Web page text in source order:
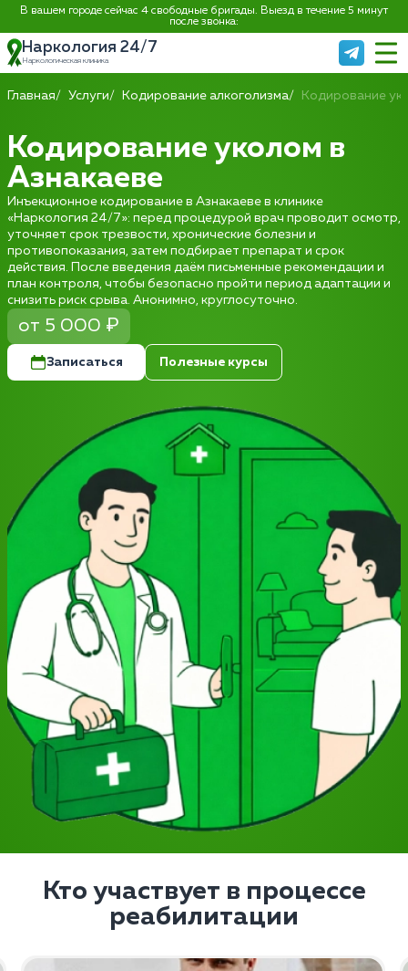
В вашем городе сейчас 4 свободные бригады. Выезд в течение 5 минут
после звонка:
Наркология 24/7
Наркологическая клиника
Главная Услуги Кодирование алкоголизма Кодирование
Кодирование уколом в
Азнакаеве
Инъекционное кодирование в Азнакаеве в клинике
«Наркология 24/7»: перед процедурой врач проводит осмотр,
уточняет срок трезвости, хронические болезни и
противопоказания, затем подбирает препарат и срок
действия. После введения даём письменные рекомендации и
план контроля, чтобы безопасно пройти период адаптации и
снизить риск срыва. Анонимно, круглосуточно.
от 5 000 ₽
Записаться Полезные курсы
Кто участвует в процессе
реабилитации